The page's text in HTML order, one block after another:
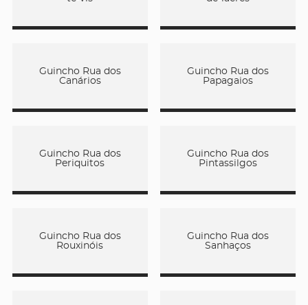
Guincho Rua dos
Canários
Guincho Rua dos
Papagaios
Guincho Rua dos
Periquitos
Guincho Rua dos
Pintassilgos
Guincho Rua dos
Rouxinóis
Guincho Rua dos
Sanhaços